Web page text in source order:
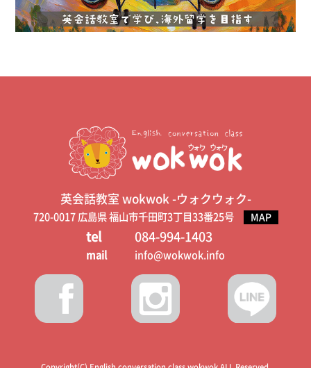
英会話教室 wokwok -ウォクウォク-
720-0017 広島県 福山市千田町3丁目33番25号 MAP
tel 084-994-1403
mail info@wokwok.info